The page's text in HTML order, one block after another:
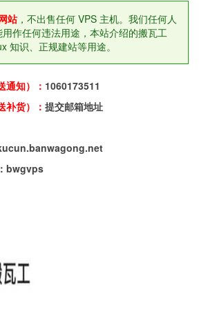
站，不出售任何 VPS 主机。我们任何人
作任何违法用途，本站介绍的搬瓦工
知识、正规建站等用途。
通知）： 1060173511
补货）： 提交邮箱地址
bwgvps